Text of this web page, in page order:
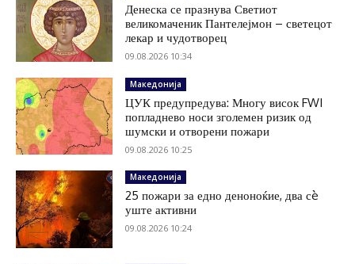
Денеска се празнува Светиот
великомаченик Пантелејмон – светецот
лекар и чудотворец
09.08.2026 10:34
Македонија
ЦУК предупредува: Многу висок FWI
попладнево носи зголемен ризик од
шумски и отворени пожари
09.08.2026 10:25
Македонија
25 пожари за едно деноноќие, два сè
уште активни
09.08.2026 10:24